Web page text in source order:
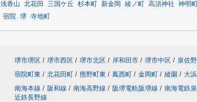
浅香山 北花田 三国ケ丘 杉本町 新金岡 綾ノ町 高須神社 神明町
宿院 堺 寺地町
堺市堺区 / 堺市西区 / 堺市北区 / 岸和田市 / 堺市中区 / 泉佐
宿院町東 / 北花田町 / 熊野町東 / 鳳西町 / 金岡町 / 綾園 / 大
南海本線 / 阪和線 / 南海高野線 / 阪堺電軌阪堺線 / 南海電鉄
近鉄長野線